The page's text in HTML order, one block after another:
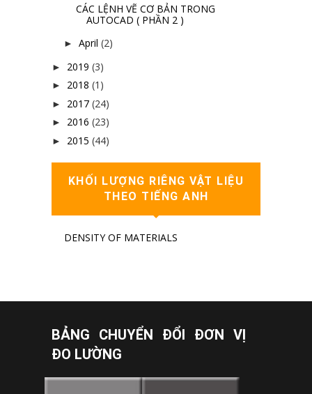
CÁC LỆNH VẼ CƠ BẢN TRONG
AUTOCAD ( PHẦN 2 )
► April (2)
► 2019 (3)
► 2018 (1)
► 2017 (24)
► 2016 (23)
► 2015 (44)
KHỐI LƯỢNG RIÊNG VẬT LIỆU
THEO TIẾNG ANH
DENSITY OF MATERIALS
BẢNG CHUYỂN ĐỔI ĐƠN VỊ
ĐO LƯỜNG